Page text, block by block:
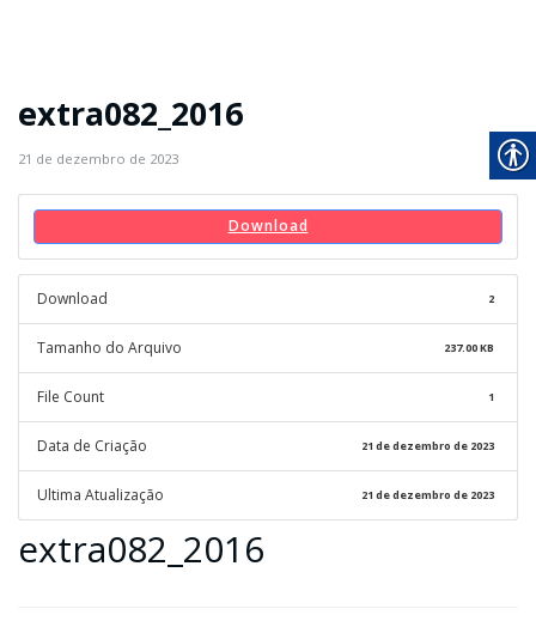
extra082_2016
21 de dezembro de 2023
Download
Download 2
Tamanho do Arquivo 237.00 KB
File Count 1
Data de Criação 21 de dezembro de 2023
Ultima Atualização 21 de dezembro de 2023
extra082_2016